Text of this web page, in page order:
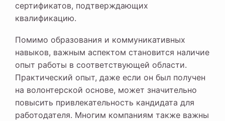
сертификатов, подтверждающих
квалификацию.
Помимо образования и коммуникативных
навыков, важным аспектом становится наличие
опыт работы в соответствующей области.
Практический опыт, даже если он был получен
на волонтерской основе, может значительно
повысить привлекательность кандидата для
работодателя. Многим компаниям также важны